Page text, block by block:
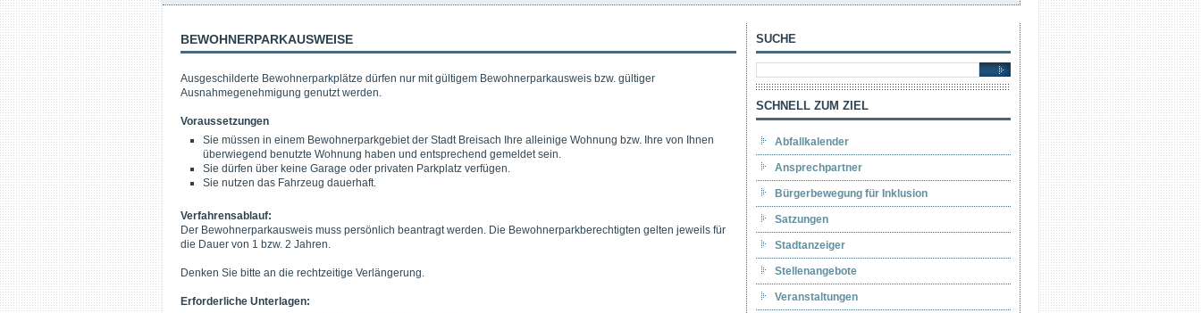
BEWOHNERPARKAUSWEISE
Ausgeschilderte Bewohnerparkplätze dürfen nur mit gültigem Bewohnerparkausweis bzw. gültiger
Ausnahmegenehmigung genutzt werden.
Voraussetzungen
Sie müssen in einem Bewohnerparkgebiet der Stadt Breisach Ihre alleinige Wohnung bzw. Ihre von Ihnen
überwiegend benutzte Wohnung haben und entsprechend gemeldet sein.
Sie dürfen über keine Garage oder privaten Parkplatz verfügen.
Sie nutzen das Fahrzeug dauerhaft.
Verfahrensablauf:
Der Bewohnerparkausweis muss persönlich beantragt werden. Die Bewohnerparkberechtigten gelten jeweils für
die Dauer von 1 bzw. 2 Jahren.
Denken Sie bitte an die rechtzeitige Verlängerung.
Erforderliche Unterlagen:
SUCHE
SCHNELL ZUM ZIEL
Abfallkalender
Ansprechpartner
Bürgerbewegung für Inklusion
Satzungen
Stadtanzeiger
Stellenangebote
Veranstaltungen